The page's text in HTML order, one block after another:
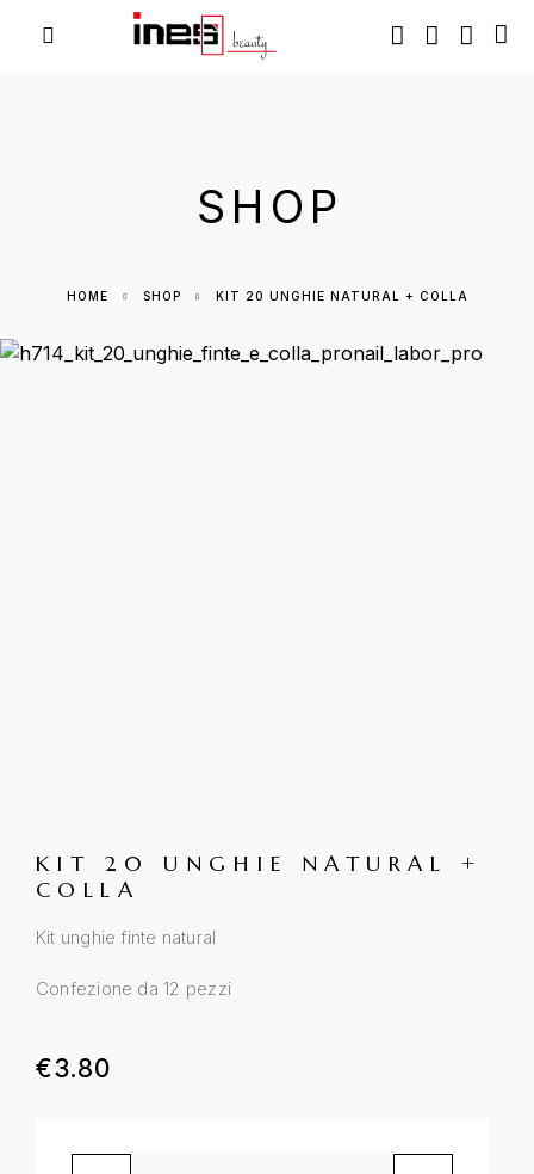
SHOP
HOME SHOP KIT 20 UNGHIE NATURAL + COLLA
KIT 20 UNGHIE NATURAL +
COLLA
Kit unghie finte natural
Confezione da 12 pezzi
€3.80